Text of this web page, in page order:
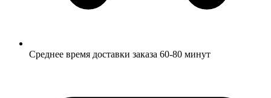
Среднее время доставки заказа 60-80 минут